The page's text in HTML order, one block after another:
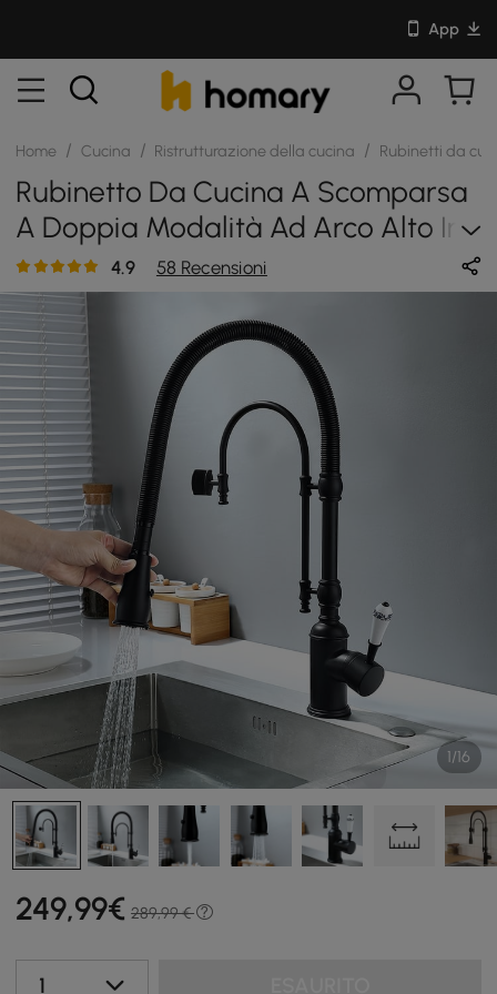
App
Home / Cucina / Ristrutturazione della cucina / Rubinetti da
Rubinetto Da Cucina A Scomparsa
A Doppia Modalità Ad Arco Alto In
Ottone Massiccio Con Manico In
Porcellana
4.9 58 Recensioni
1/16
249,99€ 289,99 €
1